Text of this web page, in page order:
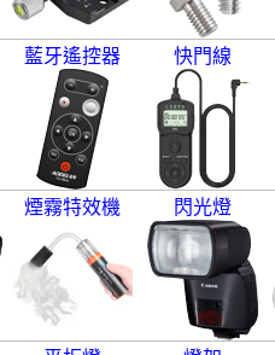
藍牙遙控器 快門線
煙霧特效機 閃光燈